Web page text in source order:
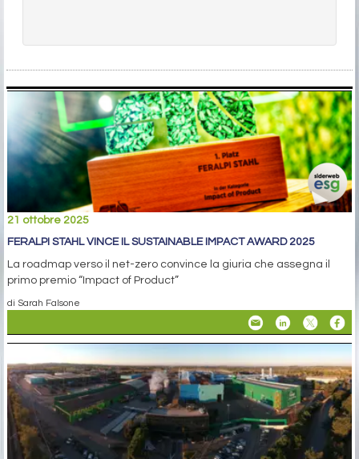
21 ottobre 2025
FERALPI STAHL VINCE IL SUSTAINABLE IMPACT AWARD 2025
La roadmap verso il net-zero convince la giuria che assegna il
primo premio “Impact of Product”
di Sarah Falsone